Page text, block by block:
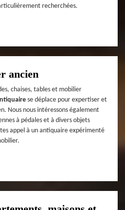
recherchées.
ancien
chaises, tables et mobilier
se déplace pour expertiser et
Nous nous intéressons également
à pédales et à divers objets
appel à un antiquaire expérimenté